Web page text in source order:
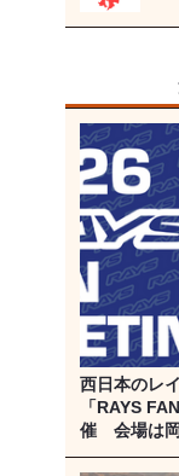
西日本のレ
「RAYS
催 会場は岡